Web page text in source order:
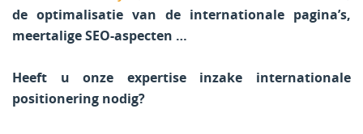
de optimalisatie van de internationale pagina’s,
meertalige SEO-aspecten …
Heeft u onze expertise inzake internationale
positionering nodig?